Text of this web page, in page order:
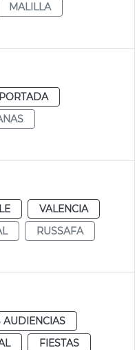
MALILLA
VALENCIA
RUSSAFA
AUDIENCIAS
FIESTAS